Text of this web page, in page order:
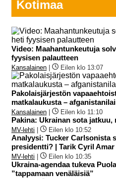
Kotimaa
Video: Maahantunkeutuja
fyysisen palautteen
Kansalainen Eilen klo 13:07
Pakolaisjärjestön
matkalaukusta –
Kansalainen Eilen klo 11:10
Pakina: Ukrainan sota jatkuu,
MV-lehti Eilen klo 10:52
Analyysi: Tucker Carlsonista
presidentti? | Tarik Cyril Amar
MV-lehti Eilen klo 10:35
Ukraina-agendaa tukeva
”tappamaan venäläisiä”